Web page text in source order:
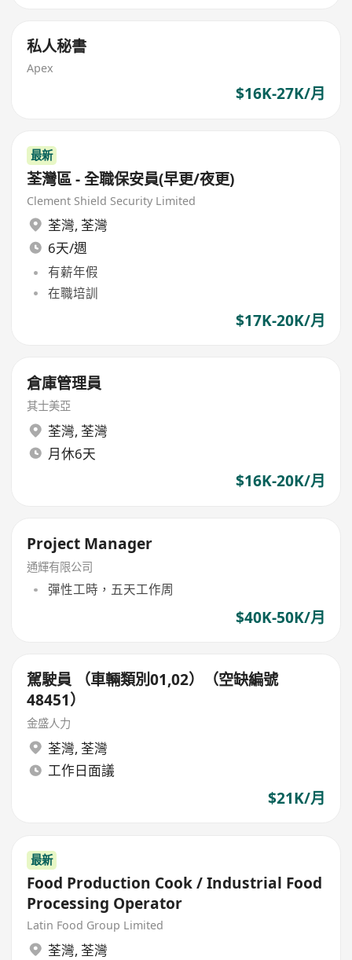
私人秘書
Apex
$16K-27K/月
最新
荃灣區 - 全職保安員(早更/夜更)
Clement Shield Security Limited
荃灣, 荃灣
6天/週
有薪年假
在職培訓
$17K-20K/月
倉庫管理員
其士美亞
荃灣, 荃灣
月休6天
$16K-20K/月
Project Manager
通輝有限公司
彈性工時，五天工作周
$40K-50K/月
駕駛員 （車輛類別01,02）（空缺編號
48451）
金盛人力
荃灣, 荃灣
工作日面議
$21K/月
最新
Food Production Cook / Industrial Food
Processing Operator
Latin Food Group Limited
荃灣, 荃灣